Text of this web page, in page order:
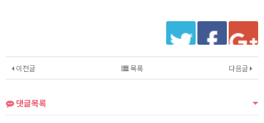
이전글 다음글
목록
댓글목록